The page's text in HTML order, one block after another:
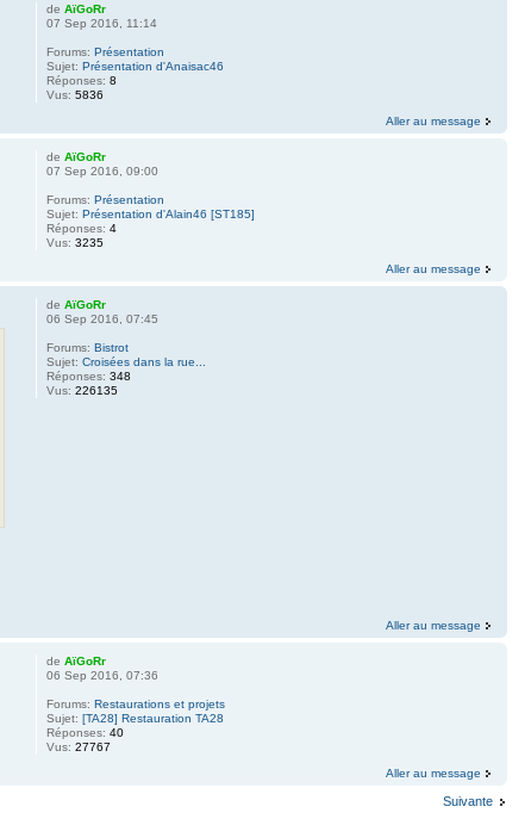
de AïGoRr
07 Sep 2016, 11:14
Forums: Présentation
Sujet: Présentation d'Anaisac46
Réponses: 8
Vus: 5836
Aller au message
de AïGoRr
07 Sep 2016, 09:00
Forums: Présentation
Sujet: Présentation d'Alain46 [ST185]
Réponses: 4
Vus: 3235
Aller au message
de AïGoRr
06 Sep 2016, 07:45
Forums: Bistrot
Sujet: Croisées dans la rue...
Réponses: 348
Vus: 226135
Aller au message
de AïGoRr
06 Sep 2016, 07:36
Forums: Restaurations et projets
Sujet: [TA28] Restauration TA28
Réponses: 40
Vus: 27767
Aller au message
Suivante